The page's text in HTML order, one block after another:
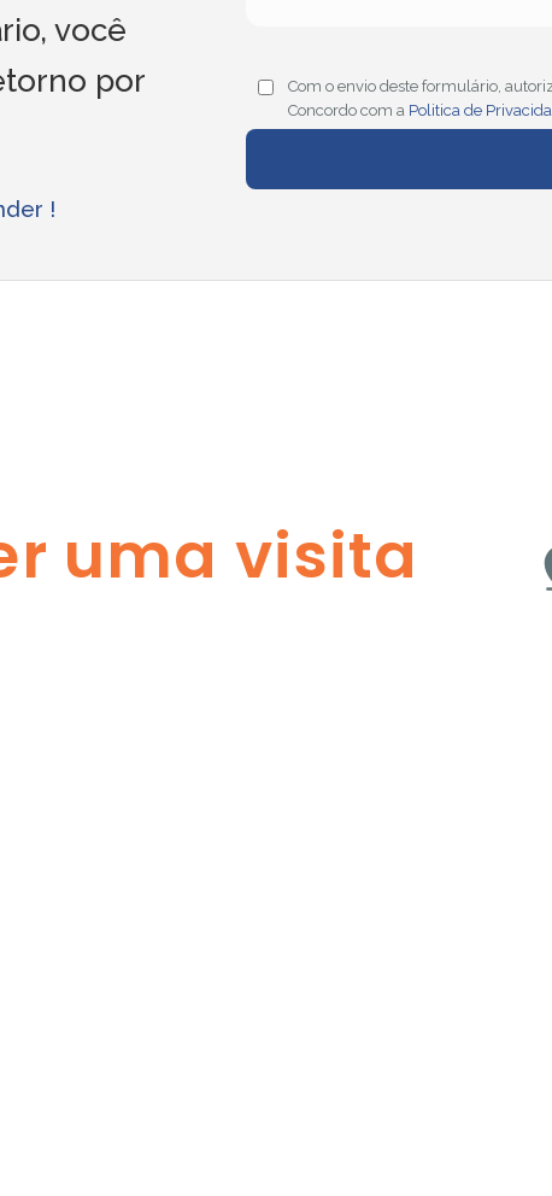
você
por
!
Com o envio deste formulário,
Concordo com a Politica de
uma visita